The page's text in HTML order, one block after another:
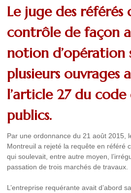
Le juge des
contrôle de façon
notion d’opération
plusieurs ouvrages
l’article 27 du code
publics.
Par une ordonnance du 21 août 2015,
Montreuil a rejeté la requête en référé
qui soulevait, entre autre moyen,
passation de trois marchés de travaux.
L’entreprise requérante avait d’abord